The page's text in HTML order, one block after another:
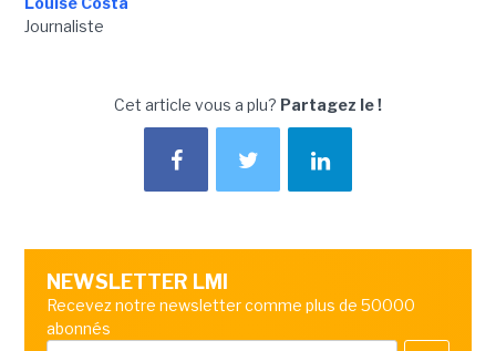
Journaliste
Cet article vous a plu? Partagez le !
NEWSLETTER LMI
Recevez notre newsletter comme plus de 50000
abonnés